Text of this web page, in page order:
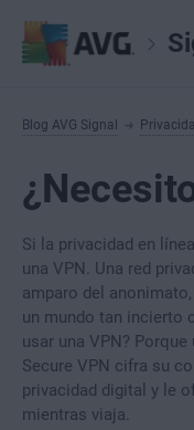
Blog AVG Signal
Si la privacidad en
una VPN. Una red
amparo del
un mundo tan incierto
usar una VPN?
Secure VPN cifra su
privacidad digital y le
mientras viaja.